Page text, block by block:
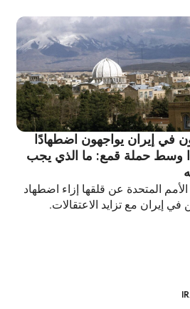
في إيران يواجهون اضطهادًا
وسط حملة قمع: ما الذي يجب
المتحدة عن قلقها إزاء اضطهاد
في إيران مع تزايد الاعتقالات.